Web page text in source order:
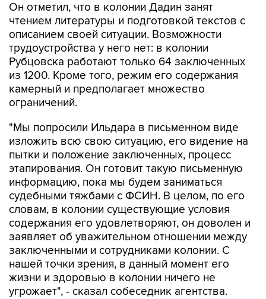
Он отметил, что в колонии Дадин занят
чтением литературы и подготовкой текстов с
описанием своей ситуации. Возможности
трудоустройства у него нет: в колонии
Рубцовска работают только 64 заключенных
из 1200. Кроме того, режим его содержания
камерный и предполагает множество
ограничений.
"Мы попросили Ильдара в письменном виде
изложить всю свою ситуацию, его видение на
пытки и положение заключенных, процесс
этапирования. Он готовит такую письменную
информацию, пока мы будем заниматься
судебными тяжбами с ФСИН. В целом, по его
словам, в колонии существующие условия
содержания его удовлетворяют, он доволен и
заявляет об уважительном отношении между
заключенными и сотрудниками колонии. С
нашей точки зрения, в данный момент его
жизни и здоровью в колонии ничего не
угрожает", - сказал собеседник агентства.